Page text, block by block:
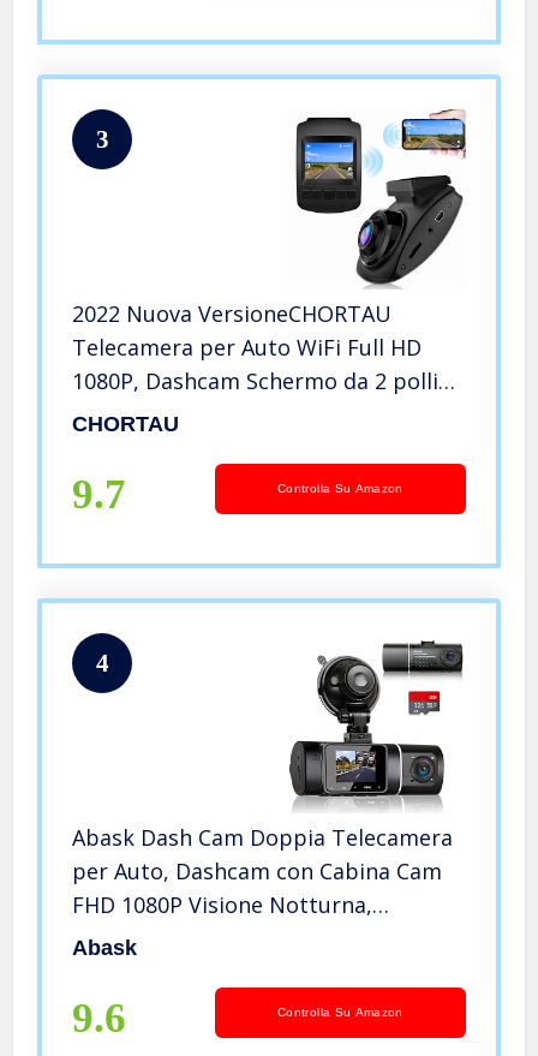
3
2022 Nuova VersioneCHORTAU
Telecamera per Auto WiFi Full HD
1080P, Dashcam Schermo da 2 pollici
170 ° Grandangolo, Videocamera per
CHORTAU
9.7 Controlla Su Amazon
4
Abask Dash Cam Doppia Telecamera
per Auto, Dashcam con Cabina Cam
FHD 1080P Visione Notturna,
Grandangolare di 310°, G-Sensor,
Parcheggio, Scheda SD da 32 GB
inclusa
Abask
9.6 Controlla Su Amazon